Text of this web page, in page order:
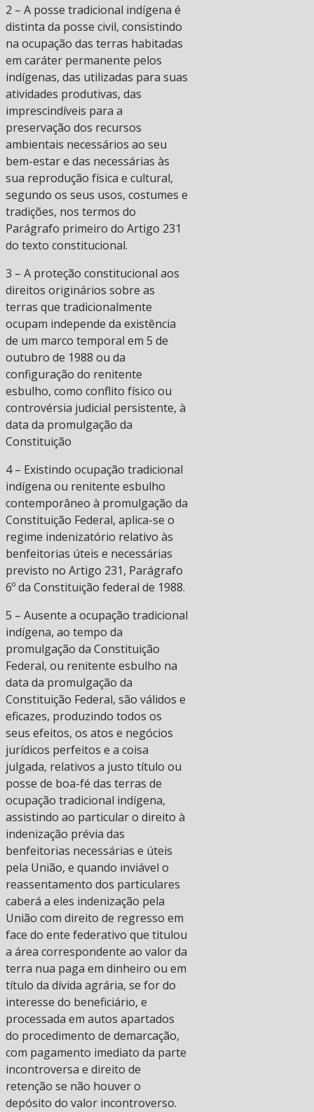
2 – A posse tradicional indígena é
distinta da posse civil, consistindo
na ocupação das terras habitadas
em caráter permanente pelos
indígenas, das utilizadas para suas
atividades produtivas, das
imprescindíveis para a
preservação dos recursos
ambientais necessários ao seu
bem-estar e das necessárias às
sua reprodução física e cultural,
segundo os seus usos, costumes e
tradições, nos termos do
Parágrafo primeiro do Artigo 231
do texto constitucional.
3 – A proteção constitucional aos
direitos originários sobre as
terras que tradicionalmente
ocupam independe da existência
de um marco temporal em 5 de
outubro de 1988 ou da
configuração do renitente
esbulho, como conflito físico ou
controvérsia judicial persistente, à
data da promulgação da
Constituição
4 – Existindo ocupação tradicional
indígena ou renitente esbulho
contemporâneo à promulgação da
Constituição Federal, aplica-se o
regime indenizatório relativo às
benfeitorias úteis e necessárias
previsto no Artigo 231, Parágrafo
6º da Constituição federal de 1988.
5 – Ausente a ocupação tradicional
indígena, ao tempo da
promulgação da Constituição
Federal, ou renitente esbulho na
data da promulgação da
Constituição Federal, são válidos e
eficazes, produzindo todos os
seus efeitos, os atos e negócios
jurídicos perfeitos e a coisa
julgada, relativos a justo título ou
posse de boa-fé das terras de
ocupação tradicional indígena,
assistindo ao particular o direito à
indenização prévia das
benfeitorias necessárias e úteis
pela União, e quando inviável o
reassentamento dos particulares
caberá a eles indenização pela
União com direito de regresso em
face do ente federativo que titulou
a área correspondente ao valor da
terra nua paga em dinheiro ou em
título da dívida agrária, se for do
interesse do beneficiário, e
processada em autos apartados
do procedimento de demarcação,
com pagamento imediato da parte
incontroversa e direito de
retenção se não houver o
depósito do valor incontroverso.